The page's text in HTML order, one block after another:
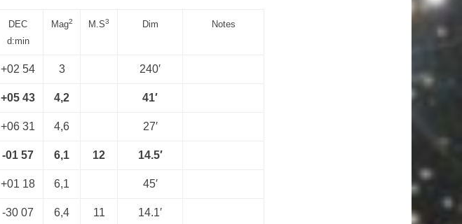
DEC
d:min
Mag2 M.S3 Dim Notes
+02 54 3 240′
+05 43 4,2 41′
+06 31 4,6 27′
-01 57 6,1 12 14.5′
+01 18 6,1 45′
-30 07 6,4 11 14.1′